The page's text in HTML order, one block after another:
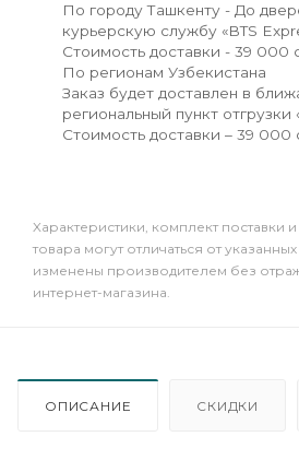
По городу Ташкенту - До
курьерскую службу «BTS
Стоимость доставки - 39 000
По регионам Узбекистана
Заказ будет доставлен в
региональный пункт отгрузки
Стоимость доставки – 39 000
Xарактеристики, комплект поставки
товара могут отличаться от
изменены производителем без
интернет-магазина.
ОПИСАНИЕ СКИДКИ